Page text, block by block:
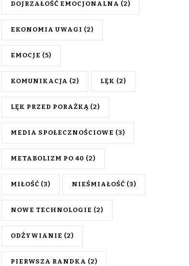
DOJRZAŁOŚĆ EMOCJONALNA (2)
EKONOMIA UWAGI (2)
EMOCJE (5)
KOMUNIKACJA (2) LĘK (2)
LĘK PRZED PORAŻKĄ (2)
MEDIA SPOŁECZNOŚCIOWE (3)
METABOLIZM PO 40 (2)
MIŁOŚĆ (3) NIEŚMIAŁOŚĆ (3)
NOWE TECHNOLOGIE (2)
ODŻYWIANIE (2)
PIERWSZA RANDKA (2)